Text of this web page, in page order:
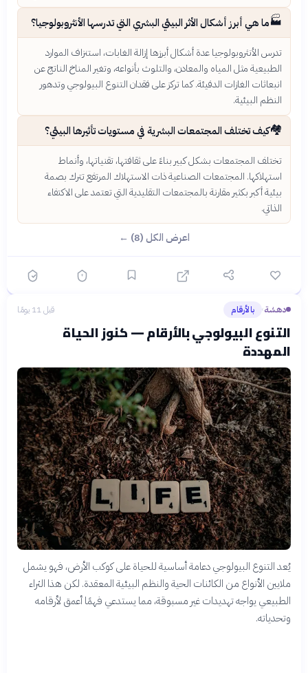
🏭ما هي أبرز أشكال الأثر البيئي البشري التي تدرسها الأنثروبولوجيا؟
تدرس الأنثروبولوجيا عدة أشكال أبرزها إزالة الغابات، استنزاف الموارد
الطبيعية مثل المياه والمعادن، والتلوث بأنواعه، وتغير المناخ الناتج عن
انبعاثات الغازات الدفيئة. كما تركز على فقدان التنوع البيولوجي وتدهور
النظم البيئية.
🏘️كيف تختلف المجتمعات البشرية في مستويات تأثيرها البيئي؟
تختلف المجتمعات بشكل كبير بناءً على ثقافتها، تقنياتها، وأنماط
استهلاكها. المجتمعات الصناعية ذات الاستهلاك المرتفع تترك بصمة
بيئية أكبر بكثير مقارنة بالمجتمعات التقليدية التي تعتمد على الاكتفاء
الذاتي.
اعرض الكل (8) ←
دهشة› بالأرقام قبل 11 يومًا
التنوع البيولوجي بالأرقام — كنوز الحياة
المهددة
يُعد التنوع البيولوجي دعامة أساسية للحياة على كوكب الأرض، فهو يشمل
ملايين الأنواع من الكائنات الحية والنظم البيئية المعقدة. لكن هذا الثراء
الطبيعي يواجه تهديدات غير مسبوقة، مما يستدعي فهمًا أعمق لأرقامه
وتحدياته.